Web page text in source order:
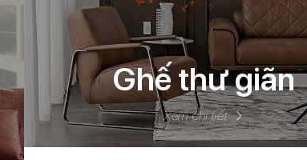
Ghế thư giãn
Xem chi tiết